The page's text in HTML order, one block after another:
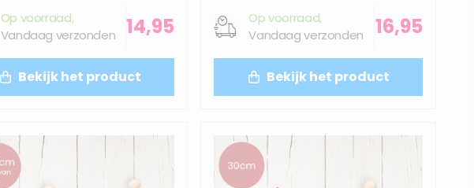
Op voorraad,
Vandaag verzonden
14,95
Bekijk het product
Op voorraad,
Vandaag verzonden
16,95
Bekijk het product